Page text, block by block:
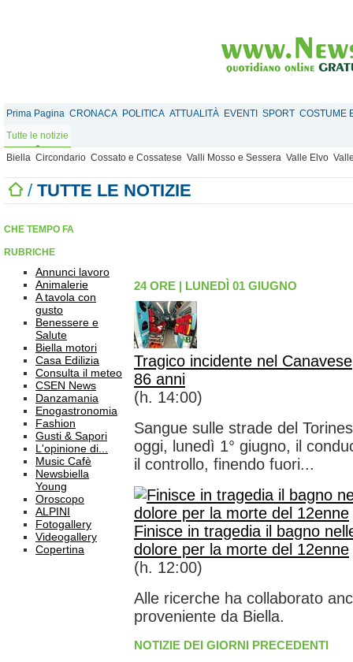
Prima Pagina CRONACA POLITICA ATTUALITÀ EVENTI SPORT COSTUME
Tutte le notizie
Biella Circondario Cossato e Cossatese Valli Mosso e Sessera Valle Elvo
/ TUTTE LE NOTIZIE
CHE TEMPO FA
RUBRICHE
Annunci lavoro
Animalerie
A tavola con
gusto
Benessere e
Salute
Biella motori
Casa Edilizia
Consulta il meteo
CSEN News
Danzamania
Enogastronomia
Fashion
Gusti & Sapori
L'opinione di...
Music Cafè
Newsbiella
Young
Oroscopo
ALPINI
Fotogallery
Videogallery
Copertina
24 ORE | LUNEDÌ 01 GIUGNO
Tragico incidente nel
86 anni
(h. 14:00)
Sangue sulle strade del
oggi, lunedì 1° giugno, il
il controllo, finendo fuori...
Finisce in tragedia il bagno
dolore per la morte del 12enne
(h. 12:00)
Alle ricerche ha collaborato
proveniente da Biella.
NOTIZIE DEI GIORNI PRECEDENTI